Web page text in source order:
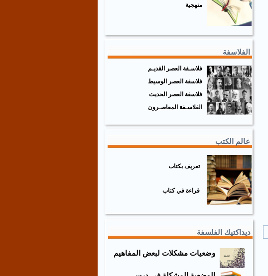
منهجية
الفلاسفة
فلاسـفة العصر القديـم
فلاسفة العصر الوسيط
فلاسفة العصر الحديث
الفلاسـفة المعاصـرون
عالم الكتب
تعريف بكتاب
قراءة في كتاب
ديداكتيك الفلسفة
وضعيات مشكلات لبعض المفاهيم